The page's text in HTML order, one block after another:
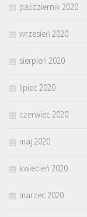
październik 2020
wrzesień 2020
sierpień 2020
lipiec 2020
czerwiec 2020
maj 2020
kwiecień 2020
marzec 2020